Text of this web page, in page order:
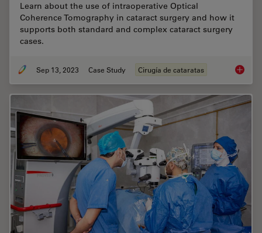
Learn about the use of intraoperative Optical
Coherence Tomography in cataract surgery and how it
supports both standard and complex cataract surgery
cases.
Sep 13, 2023 Case Study Cirugía de cataratas